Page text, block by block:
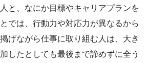
と、なにか目標やキャリアプランを
では、行動力や対応力が異なるから
げながら仕事に取り組む人は、大き
したとしても最後まで諦めずに全う